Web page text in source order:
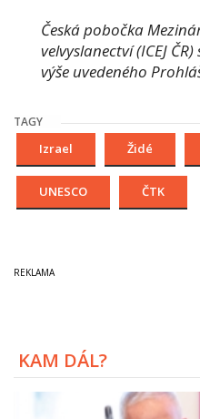
Česká pobočka
velvyslanectví (ICEJ
výše uvedeného
TAGY
Izrael Židé
UNESCO ČTK
KAM DÁL?